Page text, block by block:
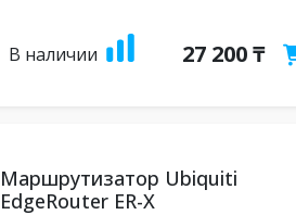
В наличии 27 200 ₸
Маршрутизатор Ubiquiti
EdgeRouter ER-X